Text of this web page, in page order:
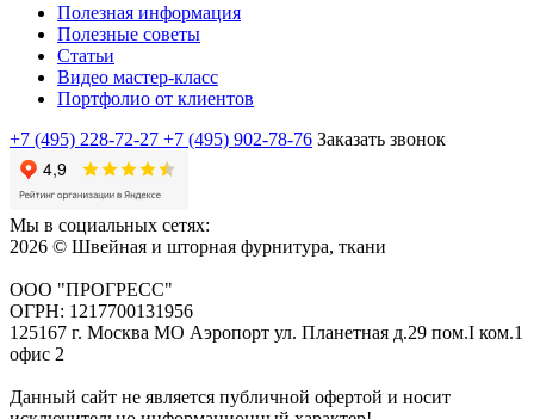
Полезная информация
Полезные советы
Статьи
Видео мастер-класс
Портфолио от клиентов
+7 (495) 228-72-27 +7 (495) 902-78-76 Заказать звонок
Мы в социальных сетях:
2026 © Швейная и шторная фурнитура, ткани
ООО "ПРОГРЕСС"
ОГРН: 1217700131956
125167 г. Москва МО Аэропорт ул. Планетная д.29 пом.I ком.1
офис 2
Данный сайт не является публичной офертой и носит